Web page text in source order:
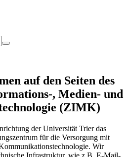
auf den Seiten des
, Medien- und
(ZIMK)
der Universität Trier das
für die Versorgung mit
Wir
Infrastruktur, wie z.B. E-Mail-